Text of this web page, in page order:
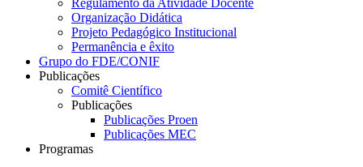
Regulamento da Atividade Docente
Organização Didática
Projeto Pedagógico Institucional
Permanência e êxito
Grupo do FDE/CONIF
Publicações
Comitê Científico
Publicações
Publicações Proen
Publicações MEC
Programas